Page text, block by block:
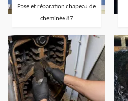
Pose et réparation chapeau de
cheminée 87